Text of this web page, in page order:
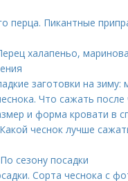
перца. Пикантные
халапеньо,
заготовки на зиму:
Что сажать
и форма кровати в
чеснок лучше
сезону посадки
Сорта чеснока с